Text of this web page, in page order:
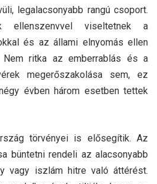
legalacsonyabb rangú csoport.
ellenszenvvel viseltetnek a
és az állami elnyomás ellen
Nem ritka az emberrablás és a
megerőszakolása sem, ez
évben három esetben tettek
törvényei is elősegítik. Az
büntetni rendeli az alacsonyabb
vagy iszlám hitre való áttérést.